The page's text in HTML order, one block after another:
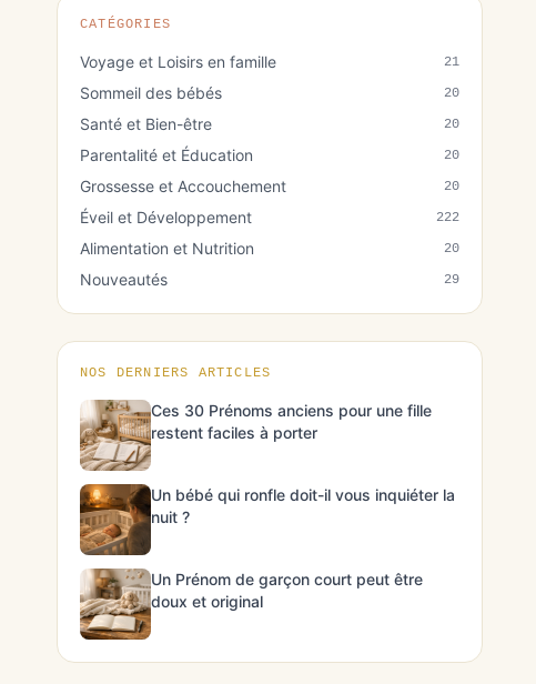
CATÉGORIES
Voyage et Loisirs en famille 21
Sommeil des bébés 20
Santé et Bien-être 20
Parentalité et Éducation 20
Grossesse et Accouchement 20
Éveil et Développement 222
Alimentation et Nutrition 20
Nouveautés 29
NOS DERNIERS ARTICLES
Ces 30 Prénoms anciens pour une fille
restent faciles à porter
Un bébé qui ronfle doit-il vous inquiéter la
nuit ?
Un Prénom de garçon court peut être
doux et original